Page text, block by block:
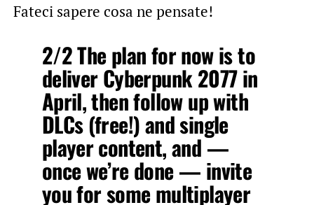
Fateci sapere cosa ne pensate!
2/2 The plan for now is to
deliver Cyberpunk 2077 in
April, then follow up with
DLCs (free!) and single
player content, and —
once we’re done — invite
you for some multiplayer